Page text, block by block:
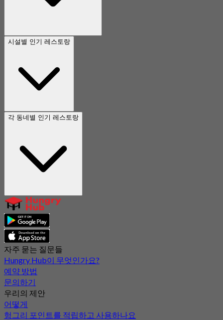
시설별 인기 레스토랑
각 동네별 인기 레스토랑
자주 묻는 질문들
Hungry Hub이 무엇인가요?
예약 방법
문의하기
우리의 제안
어떻게
헝그리 포인트를 적립하고 사용하나요